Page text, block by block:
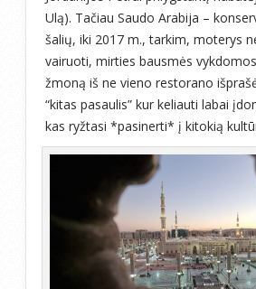
Ulą). Tačiau Saudo Arabija –
šalių, iki 2017 m., tarkim, moterys
vairuoti, mirties bausmės
žmoną iš ne vieno restorano
“kitas pasaulis” kur keliauti labai
kas ryžtasi *pasinerti* į kitokią